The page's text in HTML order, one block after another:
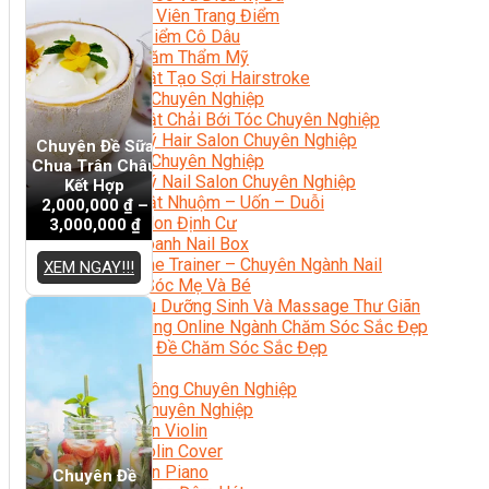
Chuyên Viên Trang Điểm
Trang Điểm Cô Dâu
Phun Xăm Thẩm Mỹ
Kỹ Thuật Tạo Sợi Hairstroke
Barber Chuyên Nghiệp
Kỹ Thuật Chải Bới Tóc Chuyên Nghiệp
Quản Lý Hair Salon Chuyên Nghiệp
Nối Mi Chuyên Nghiệp
Quản Lý Nail Salon Chuyên Nghiệp
Kỹ Thuật Nhuộm – Uốn – Duỗi
Nail Salon Định Cư
Kinh Doanh Nail Box
Train The Trainer – Chuyên Ngành Nail
Chăm Sóc Mẹ Và Bé
Gội Đầu Dưỡng Sinh Và Massage Thư Giãn
Marketing Online Ngành Chăm Sóc Sắc Đẹp
Chuyên Đề Chăm Sóc Sắc Đẹp
Nhạc Công Chuyên Nghiệp
Ca Sĩ Chuyên Nghiệp
Học Đàn Violin
Học Violin Cover
Học Đàn Piano
Chuyên Đề Sữa
Chua Trân Châu
Kết Hợp
2,000,000₫–
3,000,000 ₫
XEM NGAY!!!
Chuyên Đề